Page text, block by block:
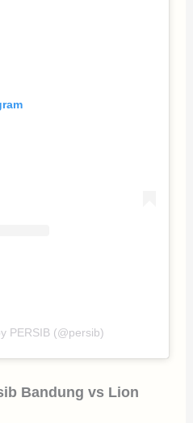
PERSIB (@persib)
Bandung vs Lion